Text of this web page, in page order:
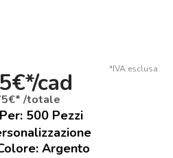
*IVA esclusa
cad
/totale
500 Pezzi
Argento